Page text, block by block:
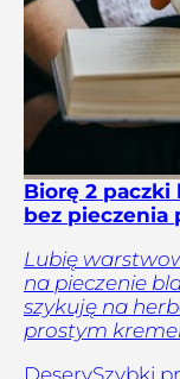
Biorę 2 paczki
bez pieczenia
Lubię
na pieczenie
szykuję na
prostym
DeserySzybki